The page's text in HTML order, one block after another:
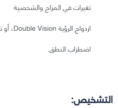
تغيرات في المزاج والشخصية
ازدواج الرؤية Double Vision، أو تغيم الرؤية Blurred Vision.
اضطراب النطق.
التشخيص: